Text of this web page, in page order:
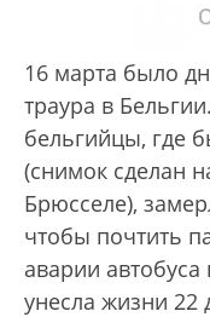
16 марта было
траура в
бельгийцы, где
(снимок сделан
Брюсселе),
чтобы почтить
аварии
унесла жизни 22